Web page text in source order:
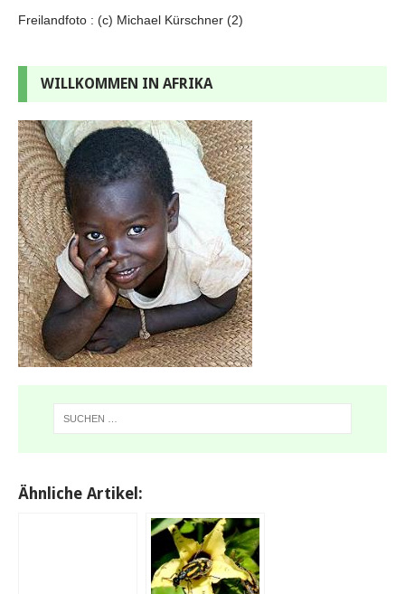
Freilandfoto : (c) Michael Kürschner (2)
WILLKOMMEN IN AFRIKA
Ähnliche Artikel: